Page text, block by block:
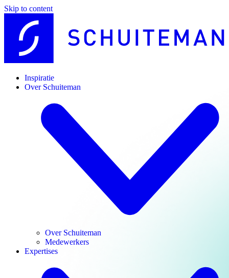
Skip to content
Inspiratie
Over Schuiteman
Over Schuiteman
Medewerkers
Expertises